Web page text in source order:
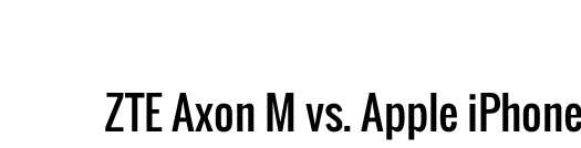
ZTE Axon M vs. Apple